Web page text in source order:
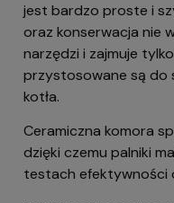
jest bardzo proste i
oraz konserwacja nie
narzędzi i zajmuje
przystosowane są do
kotła.
Ceramiczna komora
dzięki czemu palniki
testach efektywności